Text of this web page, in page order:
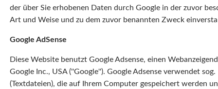
der über Sie erhobenen Daten durch Google in der zuvor
Art und Weise und zu dem zuvor benannten Zweck
Google AdSense
Diese Website benutzt Google Adsense, einen
Google Inc., USA (''Google''). Google Adsense verwendet sog.
(Textdateien), die auf Ihrem Computer gespeichert werden